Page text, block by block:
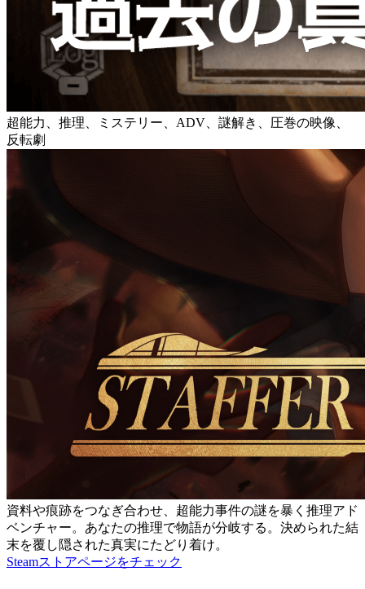
超能力、推理、ミステリー、ADV、謎解き、圧巻の映像、
反転劇
資料や痕跡をつなぎ合わせ、超能力事件の謎を暴く推理アド
ベンチャー。あなたの推理で物語が分岐する。決められた結
末を覆し隠された真実にたどり着け。
Steamストアページをチェック